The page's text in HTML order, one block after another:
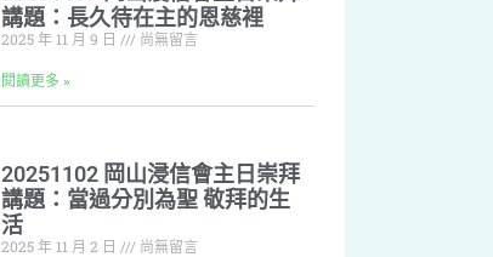
講題：長久待在主的恩慈裡
2025 年 11 月 9 日 尚無留言
閱讀更多 »
20251102 岡山浸信會主日崇拜
講題：當過分別為聖 敬拜的生
活
2025 年 11 月 2 日 尚無留言